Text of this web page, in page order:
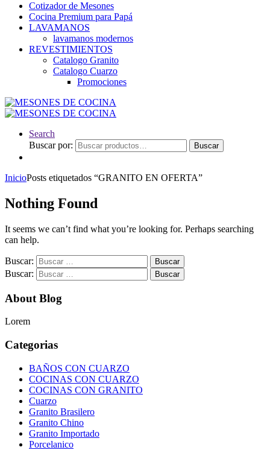
Cotizador de Mesones
Cocina Premium para Papá
LAVAMANOS
lavamanos modernos
REVESTIMIENTOS
Catalogo Granito
Catalogo Cuarzo
Promociones
Search
Buscar por:
Buscar
InicioPosts etiquetados “GRANITO EN OFERTA”
Nothing Found
It seems we can’t find what you’re looking for. Perhaps searching
can help.
Buscar:
Buscar:
About Blog
Lorem
Categorias
BAÑOS CON CUARZO
COCINAS CON CUARZO
COCINAS CON GRANITO
Cuarzo
Granito Brasilero
Granito Chino
Granito Importado
Porcelanico